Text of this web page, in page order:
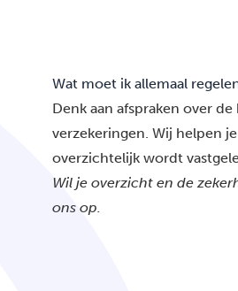
Wat moet ik allemaal
Denk aan afspraken over
verzekeringen. Wij helpen
overzichtelijk wordt
Wil je overzicht en de
ons op.